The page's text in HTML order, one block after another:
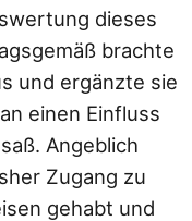
dieses
brachte
und ergänzte sie
einen Einfluss
Angeblich
Zugang zu
gehabt und